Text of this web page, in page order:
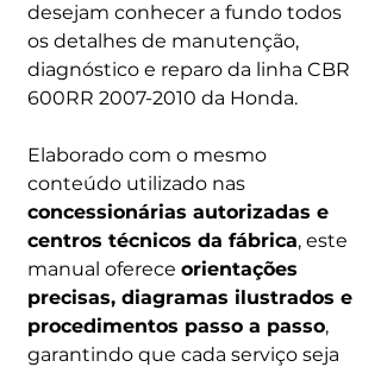
desejam conhecer a fundo todos
os detalhes de manutenção,
diagnóstico e reparo da linha CBR
600RR 2007-2010 da Honda.
Elaborado com o mesmo
conteúdo utilizado nas
concessionárias autorizadas e
centros técnicos da fábrica, este
manual oferece orientações
precisas, diagramas ilustrados e
procedimentos passo a passo,
garantindo que cada serviço seja